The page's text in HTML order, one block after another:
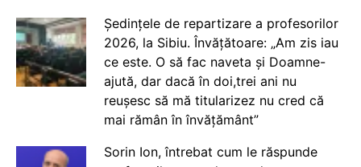
Ședințele de repartizare a profesorilor
2026, la Sibiu. Învățătoare: „Am zis iau
ce este. O să fac naveta și Doamne-
ajută, dar dacă în doi,trei ani nu
reușesc să mă titularizez nu cred că
mai rămân în învățământ”
Sorin Ion, întrebat cum le răspunde